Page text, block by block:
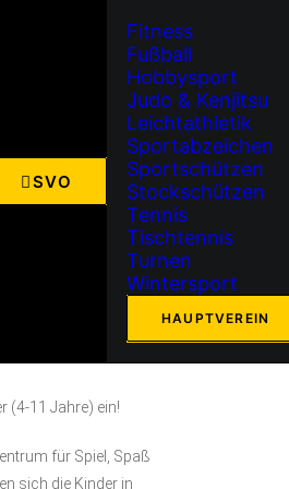
SVO
Fitness
Fußball
Hobbysport
Judo & Kenjitsu
Leichtathletik
Sportabzeichen
Sportschützen
Stockschützen
Tennis
Tischtennis
Turnen
Wintersport
HAUPTVEREIN
(4-11 Jahre) ein!
für Spiel, Spaß
sich die Kinder in